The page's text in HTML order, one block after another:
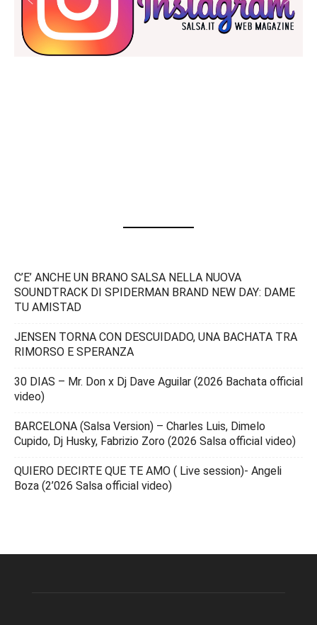
C’E’ ANCHE UN BRANO SALSA NELLA NUOVA
SOUNDTRACK DI SPIDERMAN BRAND NEW DAY: DAME
TU AMISTAD
JENSEN TORNA CON DESCUIDADO, UNA BACHATA TRA
RIMORSO E SPERANZA
30 DIAS – Mr. Don x Dj Dave Aguilar (2026 Bachata official
video)
BARCELONA (Salsa Version) – Charles Luis, Dimelo
Cupido, Dj Husky, Fabrizio Zoro (2026 Salsa official video)
QUIERO DECIRTE QUE TE AMO ( Live session)- Angeli
Boza (2’026 Salsa official video)